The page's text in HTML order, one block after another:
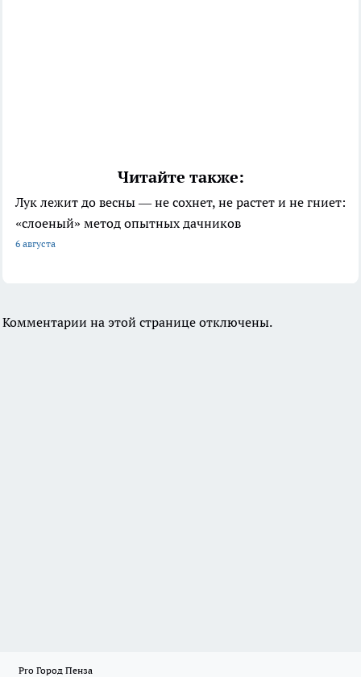
Читайте также:
Лук лежит до весны — не сохнет, не растет и не гниет:
«слоеный» метод опытных дачников
6 августа
Комментарии на этой странице отключены.
Pro Город Пенза